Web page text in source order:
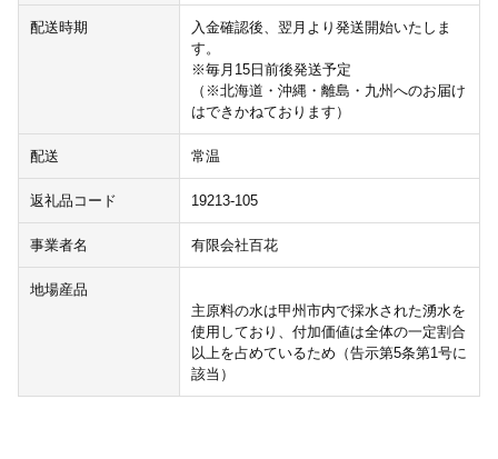
配送時期
入金確認後、翌月より発送開始いたしま
す。
※毎月15日前後発送予定
（※北海道・沖縄・離島・九州へのお届け
はできかねております）
配送 常温
返礼品コード 19213-105
事業者名 有限会社百花
地場産品
主原料の水は甲州市内で採水された湧水を
使用しており、付加価値は全体の一定割合
以上を占めているため（告示第5条第1号に
該当）